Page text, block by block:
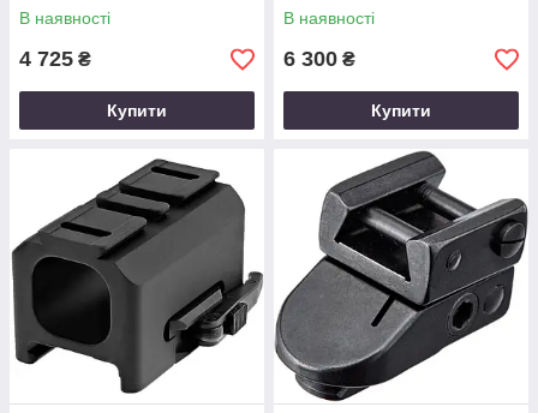
В наявності
4 725 ₴
Купити
В наявності
6 300 ₴
Купити